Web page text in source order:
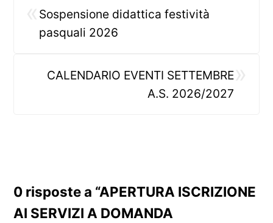
Sospensione didattica festività
pasquali 2026
»
CALENDARIO EVENTI SETTEMBRE
A.S. 2026/2027
0 risposte a “APERTURA ISCRIZIONE
AI SERVIZI A DOMANDA